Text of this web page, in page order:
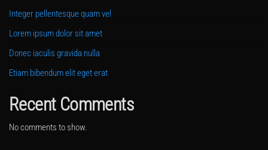
Integer pellentesque quam vel
Lorem ipsum dolor sit amet
Donec iaculis gravida nulla
Etiam bibendum elit eget erat
Recent Comments
No comments to show.